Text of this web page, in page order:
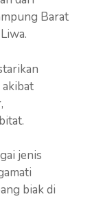
Barat
jenis
biak di